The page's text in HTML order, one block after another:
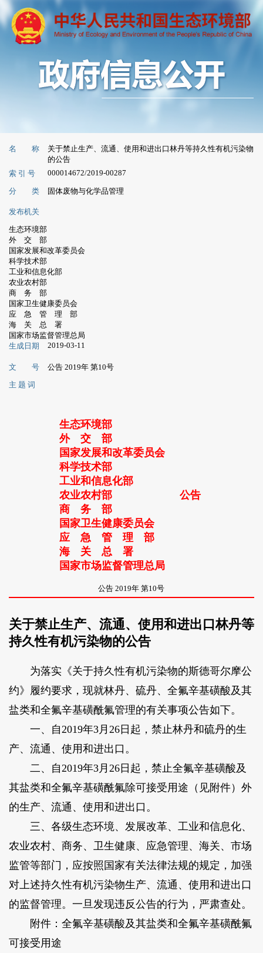
名 称
关于禁止生产、流通、使用和进出口林丹等持久性有机污染物
的公告
索 引 号
000014672/2019-00287
分 类 固体废物与化学品管理
发布机关
生态环境部
外 交 部
国家发展和改革委员会
科学技术部
工业和信息化部
农业农村部
商 务 部
国家卫生健康委员会
应 急 管 理 部
海 关 总 署
国家市场监督管理总局
生成日期
2019-03-11
文 号
公告 2019年 第10号
主 题 词
生态环境部
外 交 部
国家发展和改革委员会
科学技术部
工业和信息化部
农业农村部
商 务 部
国家卫生健康委员会
应 急 管 理 部
海 关 总 署
国家市场监督管理总局
公告
公告 2019年 第10号
关于禁止生产、流通、使用和进出口林丹等
持久性有机污染物的公告
为落实《关于持久性有机污染物的斯德哥尔摩公
约》履约要求，现就林丹、硫丹、全氟辛基磺酸及其
盐类和全氟辛基磺酰氟管理的有关事项公告如下。
一、自2019年3月26日起，禁止林丹和硫丹的生
产、流通、使用和进出口。
二、自2019年3月26日起，禁止全氟辛基磺酸及
其盐类和全氟辛基磺酰氟除可接受用途（见附件）外
的生产、流通、使用和进出口。
三、各级生态环境、发展改革、工业和信息化、
农业农村、商务、卫生健康、应急管理、海关、市场
监管等部门，应按照国家有关法律法规的规定，加强
对上述持久性有机污染物生产、流通、使用和进出口
的监督管理。一旦发现违反公告的行为，严肃查处。
附件：全氟辛基磺酸及其盐类和全氟辛基磺酰氟
可接受用途